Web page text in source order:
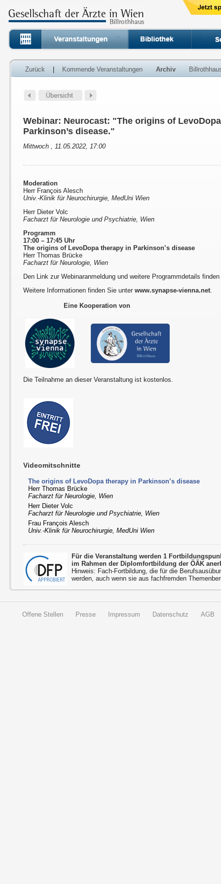
Zurück Kommende Veranstaltungen Archiv
Webinar: Neurocast: "The origins of
Parkinson’s disease."
Mittwoch , 11.05.2022, 17:00
Moderation
Herr François Alesch
Univ.-Klinik für Neurochirurgie, MedUni Wien
Herr Dieter Volc
Facharzt für Neurologie und Psychiatrie, Wien
Programm
17:00 – 17:45 Uhr
The origins of LevoDopa therapy in Parkinson’s disease
Herr Thomas Brücke
Facharzt für Neurologie, Wien
Den Link zur Webinaranmeldung und weitere Programmdetails
Weitere Informationen finden Sie unterwww.synapse-vienna.net.
Eine Kooperation von
Die Teilnahme an dieser Veranstaltung ist kostenlos.
Videomitschnitte
The origins of LevoDopa therapy in Parkinson’s disease
Herr Thomas Brücke
Facharzt für Neurologie, Wien
Herr Dieter Volc
Facharzt für Neurologie und Psychiatrie, Wien
Frau François Alesch
Univ.-Klinik für Neurochirurgie, MedUni Wien
Für die Veranstaltung werden 1
im Rahmen der Diplomfortbildung der ÖÄK
Hinweis: Fach-Fortbildung, die für die
werden, auch wenn sie aus fachfremden
Offene Stellen Presse Impressum Datenschutz AGB